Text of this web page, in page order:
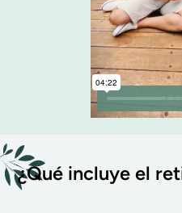
¿Qué incluye el